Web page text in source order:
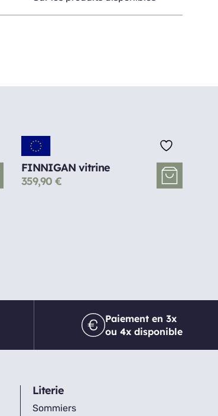
FINNIGAN vitrine
359,90 €
Paiement en 3x
ou 4x disponible
Literie
Sommiers